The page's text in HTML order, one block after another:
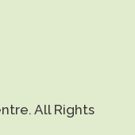
All Rights